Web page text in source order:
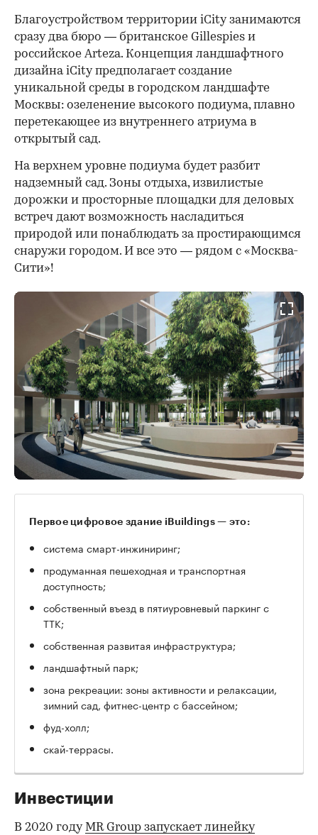
Благоустройством территории iCity занимаются
сразу два бюро — британское Gillespies и
российское Arteza. Концепция ландшафтного
дизайна iCity предполагает создание
уникальной среды в городском ландшафте
Москвы: озеленение высокого подиума, плавно
перетекающее из внутреннего атриума в
открытый сад.
На верхнем уровне подиума будет разбит
надземный сад. Зоны отдыха, извилистые
дорожки и просторные площадки для деловых
встреч дают возможность насладиться
природой или понаблюдать за простирающимся
снаружи городом. И все это — рядом с «Москва-
Сити»!
Первое цифровое здание iBuildings — это:
система смарт-инжиниринг;
продуманная пешеходная и транспортная
доступность;
собственный въезд в пятиуровневый паркинг с
ТТК;
собственная развитая инфраструктура;
ландшафтный парк;
зона рекреации: зоны активности и релаксации,
зимний сад, фитнес-центр с бассейном;
фуд-холл;
скай-террасы.
Инвестиции
В 2020 году MR Group запускает линейку